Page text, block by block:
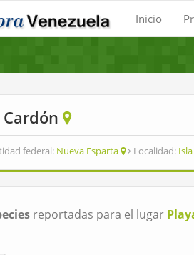
Inicio
Cardón
federal: Nueva Esparta Localidad:
reportadas para el lugar